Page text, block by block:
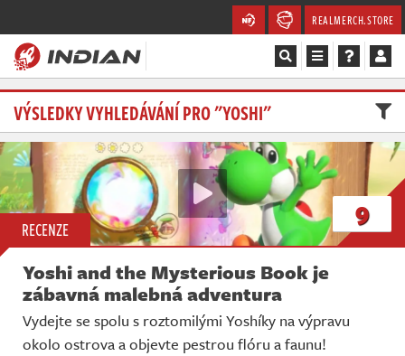
REALMERCH.STORE
Magazín
Recenze
Videa
Soutěže
Databáze
Komunita
VÝSLEDKY VYHLEDÁVÁNÍ PRO "YOSHI"
RECENZE 9
Yoshi and the Mysterious Book je
zábavná malebná adventura
Vydejte se spolu s roztomilými Yoshíky na výpravu
okolo ostrova a objevte pestrou flóru a faunu!